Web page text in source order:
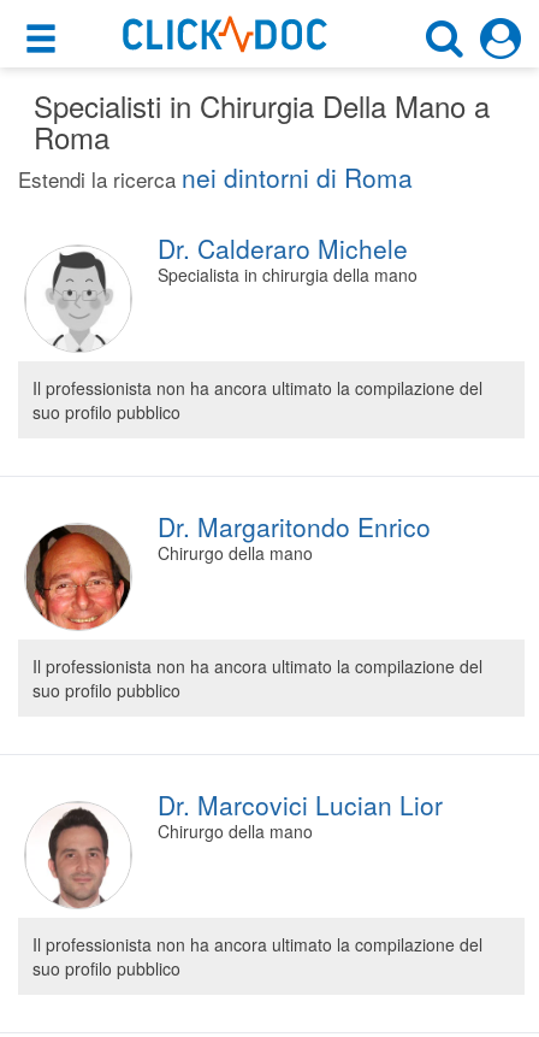
×
Motore di ricerca
×
Roma (RM)
Cosa possiamo offrirti
Per i pazienti
Prenota una visita
Ricerca specialisti
Consulti online
(su medicitalia.it)
Per gli specialisti
Prenotazioni online
Planner e rubrica in cloud
Segreteria virtuale
Teleconsulto
Specialisti in Chirurgia Della Mano a
Roma
Estendi la ricerca nei dintorni di Roma
Dr. Calderaro Michele
Specialista in chirurgia della mano
Il professionista non ha ancora ultimato la compilazione del
suo profilo pubblico
Dr. Margaritondo Enrico
Chirurgo della mano
Il professionista non ha ancora ultimato la compilazione del
suo profilo pubblico
Dr. Marcovici Lucian Lior
Chirurgo della mano
Il professionista non ha ancora ultimato la compilazione del
suo profilo pubblico